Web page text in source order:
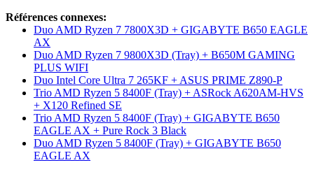
Références connexes:
Duo AMD Ryzen 7 7800X3D + GIGABYTE B650 EAGLE
AX
Duo AMD Ryzen 7 9800X3D (Tray) + B650M GAMING
PLUS WIFI
Duo Intel Core Ultra 7 265KF + ASUS PRIME Z890-P
Trio AMD Ryzen 5 8400F (Tray) + ASRock A620AM-HVS
+ X120 Refined SE
Trio AMD Ryzen 5 8400F (Tray) + GIGABYTE B650
EAGLE AX + Pure Rock 3 Black
Duo AMD Ryzen 5 8400F (Tray) + GIGABYTE B650
EAGLE AX